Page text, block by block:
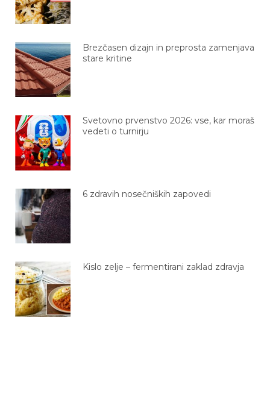
Brezčasen dizajn in preprosta zamenjava
stare kritine
Svetovno prvenstvo 2026: vse, kar moraš
vedeti o turnirju
6 zdravih nosečniških zapovedi
Kislo zelje – fermentirani zaklad zdravja